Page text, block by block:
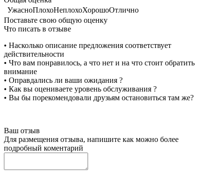
УжасноПлохоНеплохоХорошоОтлично
Поставьте свою общую оценку
Что писать в отзыве
• Насколько описание предложения соответствует
действительности
• Что вам понравилось, а что нет и на что стоит обратить
внимание
• Оправдались ли ваши ожидания ?
• Как вы оцениваете уровень обслуживания ?
• Вы бы порекомендовали друзьям остановиться там же?
Ваш отзыв
Для размещения отзыва, напишите как можно более
подробный коментарий